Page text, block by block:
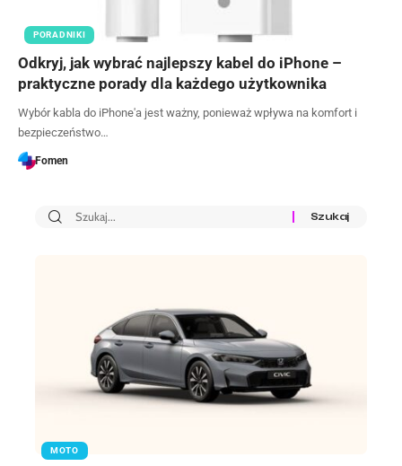
PORADNIKI
Odkryj, jak wybrać najlepszy kabel do iPhone –
praktyczne porady dla każdego użytkownika
Wybór kabla do iPhone'a jest ważny, ponieważ wpływa na komfort i
bezpieczeństwo…
Fomen
MOTO